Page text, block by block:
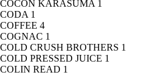
COCON KARASUMA 1
CODA 1
COFFEE 4
COGNAC 1
COLD CRUSH BROTHERS 1
COLD PRESSED JUICE 1
COLIN READ 1